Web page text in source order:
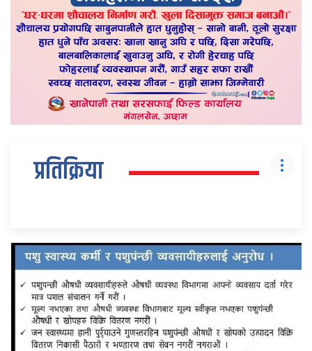
प्रतिक्रिया